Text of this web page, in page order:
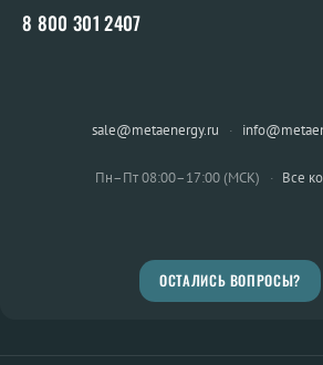
8 800 301 2407
sale@metaenergy.ru ·
Пн–Пт 08:00–17:00 (МСК) · Все
ОСТАЛИСЬ ВОПРОСЫ?